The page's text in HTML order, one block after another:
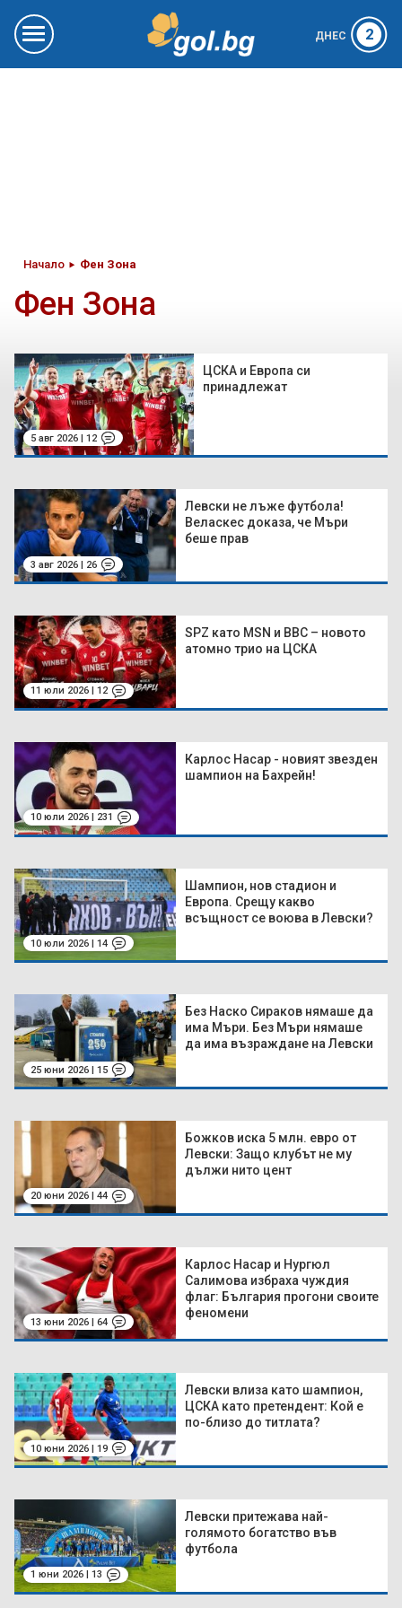
ДНЕС 2
Начало Фен Зона
Фен Зона
5 авг 2026 | 12
ЦСКА и Европа си
принадлежат
3 авг 2026 | 26
Левски не лъже футбола!
Веласкес доказа, че Мъри
беше прав
11 юли 2026 | 12
SPZ като MSN и BBC – новото
атомно трио на ЦСКА
10 юли 2026 | 231
Карлос Насар - новият звезден
шампион на Бахрейн!
10 юли 2026 | 14
Шампион, нов стадион и
Европа. Срещу какво
всъщност се воюва в Левски?
25 юни 2026 | 15
Без Наско Сираков нямаше да
има Мъри. Без Мъри нямаше
да има възраждане на Левски
20 юни 2026 | 44
Божков иска 5 млн. евро от
Левски: Защо клубът не му
дължи нито цент
13 юни 2026 | 64
Карлос Насар и Нургюл
Салимова избраха чуждия
флаг: България прогони своите
феномени
10 юни 2026 | 19
Левски влиза като шампион,
ЦСКА като претендент: Кой е
по-близо до титлата?
1 юни 2026 | 13
Левски притежава най-
голямото богатство във
футбола